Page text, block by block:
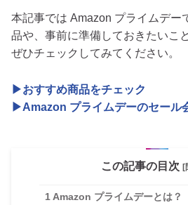
本記事では Amazon プライムデー
品や、事前に準備しておきたいこ
ぜひチェックしてみてください。
▶おすすめ商品をチェック
▶Amazon プライムデーのセール
この記事の目次 [
1 Amazon プライムデーとは？